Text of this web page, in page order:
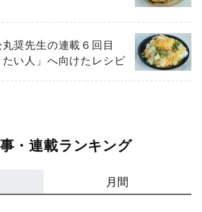
奨先生の連載６回目
たい人」へ向けたレシピ
・連載ランキング
月間